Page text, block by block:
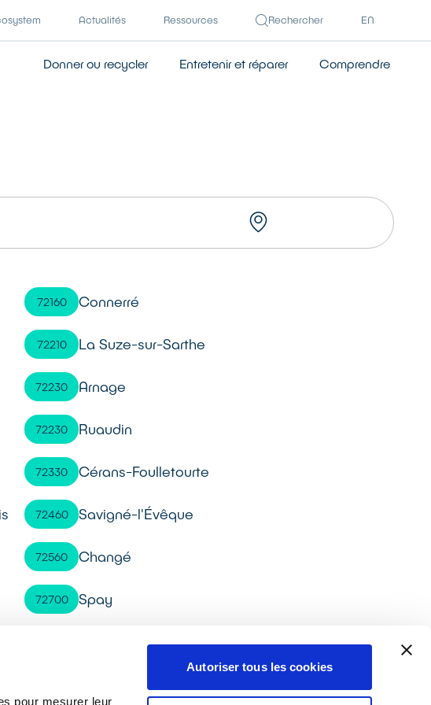
pour mesurer leur
Autoriser tous les cookies
Actualités Ressources Rechercher EN
Donner ou recycler Entretenir et réparer Comprendre
72160 Connerré
72210 La Suze-sur-Sarthe
72230 Arnage
72230 Ruaudin
72330 Cérans-Foulletourte
72460 Savigné-l'Évêque
72560 Changé
72700 Spay